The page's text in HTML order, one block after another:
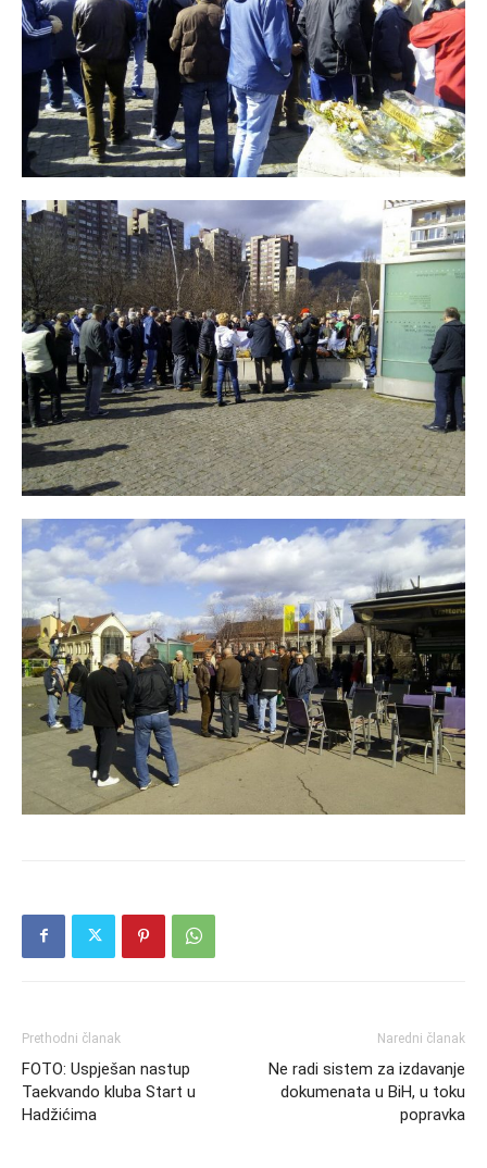
Prethodni članak
FOTO: Uspješan nastup
Taekvando kluba Start u
Hadžićima
Naredni članak
Ne radi sistem za izdavanje
dokumenata u BiH, u toku
popravka